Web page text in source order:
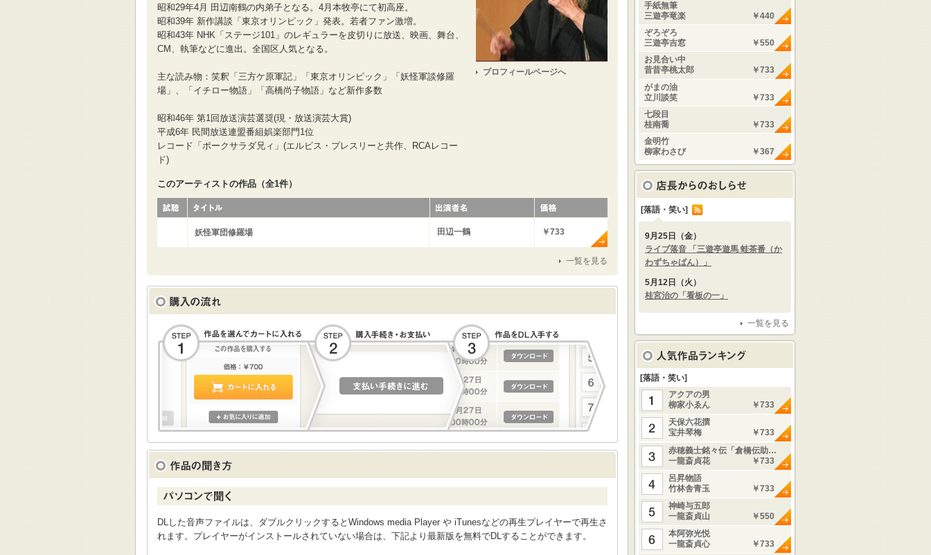
昭和29年4月 田辺南鶴の内弟子となる。4月本牧亭にて初高座。
昭和39年 新作講談「東京オリンピック」発表。若者ファン激増。
昭和43年 NHK「ステージ101」のレギュラーを皮切りに放送、映画、舞台、
CM、執筆などに進出。全国区人気となる。
主な読み物：笑釈「三方ケ原軍記」「東京オリンピック」「妖怪軍談修羅
場」、「イチロー物語」「高橋尚子物語」など新作多数
昭和46年 第1回放送演芸選奨(現・放送演芸大賞)
平成6年 民間放送連盟番組娯楽部門1位
レコード「ポークサラダ兄ィ」(エルビス・プレスリーと共作、RCAレコー
ド)
プロフィールページへ
このアーティストの作品（全1件）
妖怪軍団修羅場 田辺一鶴 ￥733
一覧を見る
DLした音声ファイルは、ダブルクリックするとWindows media Player や iTunesなどの再生プレイヤーで再生さ
れます。プレイヤーがインストールされていない場合は、下記より最新版を無料でDLすることができます。
手紙無筆
三遊亭竜楽
￥440
ぞろぞろ
三遊亭吉窓
￥550
お見合い中
昔昔亭桃太郎
￥733
がまの油
立川談笑
￥733
七段目
桂南喬
￥733
金明竹
柳家わさび
￥367
[落語・笑い]
9月25日（金）
ライブ落音 「三遊亭遊馬 蛙茶番（か
わずちゃばん）」
5月12日（火）
桂宮治の「看板の一」
一覧を見る
[落語・笑い]
アクアの男
柳家小ゑん
￥733
天保六花撰
宝井琴梅
￥733
赤穂義士銘々伝「倉橋伝助…
一龍斎貞花
￥733
呂昇物語
竹林舎青玉
￥733
神崎与五郎
一龍斎貞山
￥550
本阿弥光悦
一龍斎貞心
￥733